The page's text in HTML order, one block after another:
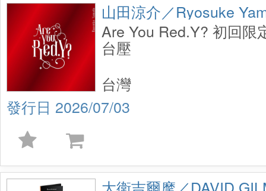
山田涼介／Ryosuke
Are You Red.Y? 初回限
台壓
2026/07/03
台灣